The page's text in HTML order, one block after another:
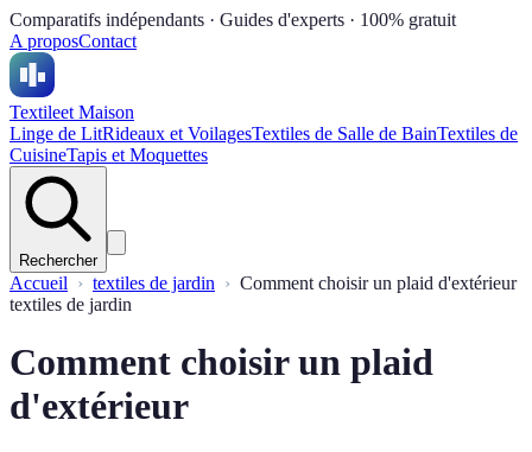
Comparatifs indépendants · Guides d'experts · 100% gratuit
A proposContact
Textileet Maison
Linge de LitRideaux et VoilagesTextiles de Salle de BainTextiles de
CuisineTapis et Moquettes
Rechercher
Accueil textiles de jardin
Comment choisir un plaid d'extérieur
textiles de jardin
Comment choisir un plaid
d'extérieur